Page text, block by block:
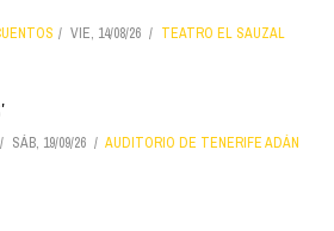
VIE, 14/08/26 TEATRO EL SAUZAL
SÁB, 19/09/26
AUDITORIO DE TENERIFE ADÁN